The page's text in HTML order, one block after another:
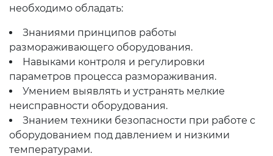
необходимо обладать:
Знаниями принципов работы
размораживающего оборудования.
Навыками контроля и регулировки
параметров процесса размораживания.
Умением выявлять и устранять мелкие
неисправности оборудования.
Знанием техники безопасности при работе с
оборудованием под давлением и низкими
температурами.